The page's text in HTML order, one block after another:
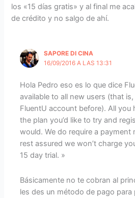
los «15 días gratis» y al final me
de crédito y no salgo de ahí.
SAPORE DI CINA
16/09/2016 A LAS 13:31
Hola Pedro eso es lo que dice
available to all new users (that is,
FluentU account before). All
the plan you’d like to try and
would. We do require a
rest assured we won’t charge
15 day trial. »
Básicamente no te cobran al
les des un método de pago